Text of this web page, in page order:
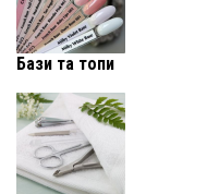
Бази та топи